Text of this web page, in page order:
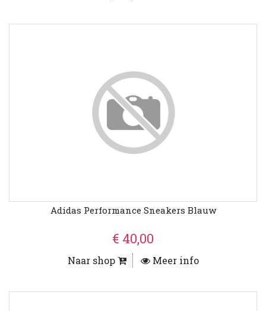
Adidas Performance Sneakers Blauw
€ 40,00
Naar shop Meer info